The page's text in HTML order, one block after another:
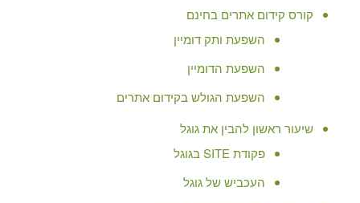
קורס קידום אתרים בחינם
השפעת ותק דומיין
השפעת הדומיין
השפעת הגולש בקידום אתרים
שיעור ראשון להבין את גוגל
פקודת SITE בגוגל
העכביש של גוגל